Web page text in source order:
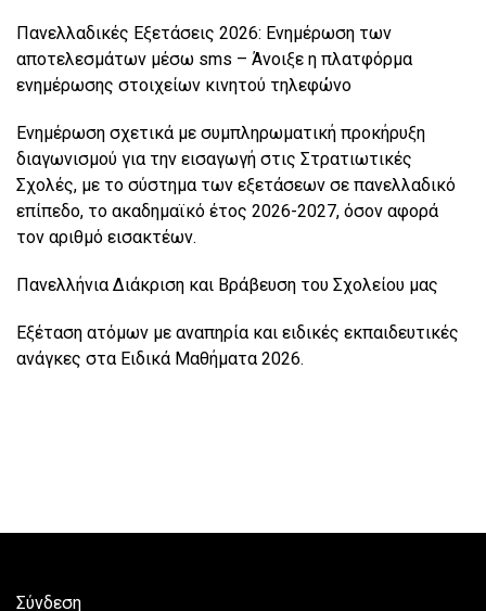
Πανελλαδικές Εξετάσεις 2026: Ενημέρωση των
αποτελεσμάτων μέσω sms – Άνοιξε η πλατφόρμα
ενημέρωσης στοιχείων κινητού τηλεφώνο
Ενημέρωση σχετικά με συμπληρωματική προκήρυξη
διαγωνισμού για την εισαγωγή στις Στρατιωτικές
Σχολές, με το σύστημα των εξετάσεων σε πανελλαδικό
επίπεδο, το ακαδημαϊκό έτος 2026-2027, όσον αφορά
τον αριθμό εισακτέων.
Πανελλήνια Διάκριση και Βράβευση του Σχολείου μας
Εξέταση ατόμων με αναπηρία και ειδικές εκπαιδευτικές
ανάγκες στα Ειδικά Μαθήματα 2026.
Σύνδεση